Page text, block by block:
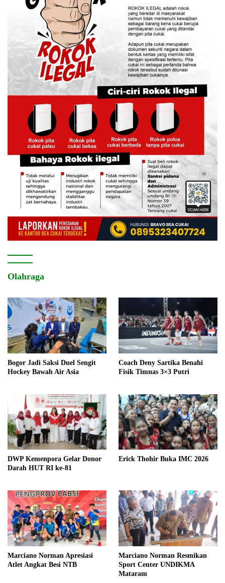
Olahraga
Bogor Jadi Saksi Duel Sengit
Hockey Bawah Air Asia
Coach Deny Sartika Benahi
Fisik Timnas 3×3 Putri
DWP Kemenpora Gelar Donor
Darah HUT RI ke-81
Erick Thohir Buka IMC 2026
Marciano Norman Apresiasi
Atlet Angkat Besi NTB
Marciano Norman Resmikan
Sport Center UNDIKMA
Mataram